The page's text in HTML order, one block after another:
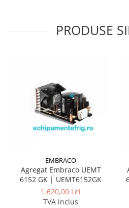
PRODUSE
EMBRACO
Agregat Embraco UEMT
6152 GK | UEMT6152GK
1.620,00 Lei
TVA inclus